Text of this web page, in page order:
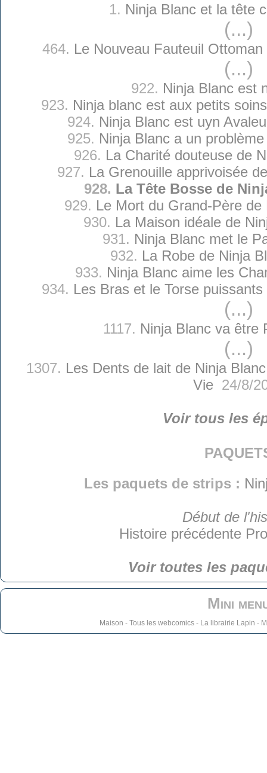
1. Ninja Blanc et la tête
(...)
464. Le Nouveau Fauteuil
(...)
922. Ninja Blanc est
923. Ninja blanc est aux petits
924. Ninja Blanc est uyn
925. Ninja Blanc a un
926. La Charité douteuse de
927. La Grenouille apprivoisée
928. La Tête Bosse de
929. Le Mort du Grand-Père de
930. La Maison idéale de
931. Ninja Blanc met le
932. La Robe de Ninja
933. Ninja Blanc aime les
934. Les Bras et le Torse
(...)
1117. Ninja Blanc va être
(...)
1307. Les Dents de lait de Ninja
Vie24/8/
Voir tous les
Les paquets de strips :
Début de
Histoire précédente
Voir toutes les
Mini
Maison - Tous les webcomics- La librairie Lapin -